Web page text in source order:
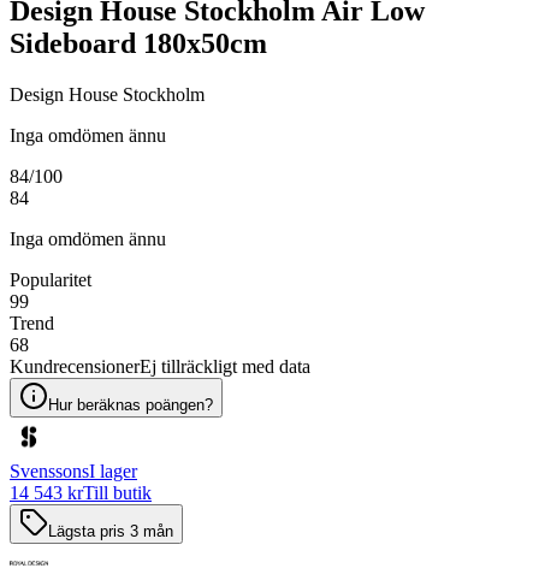
Design House Stockholm Air Low
Sideboard 180x50cm
Design House Stockholm
Inga omdömen ännu
84/100
84
Inga omdömen ännu
Popularitet
99
Trend
68
KundrecensionerEj tillräckligt med data
Hur beräknas poängen?
SvenssonsI lager
14 543 krTill butik
Lägsta pris 3 mån